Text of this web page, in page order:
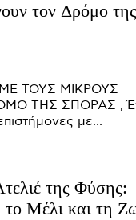
τον Δρόμο της
ΤΟΥΣ ΜΙΚΡΟΥΣ
ΤΗΣ ΣΠΟΡΑΣ ,
με...
της Φύσης:
το Μέλι και τη